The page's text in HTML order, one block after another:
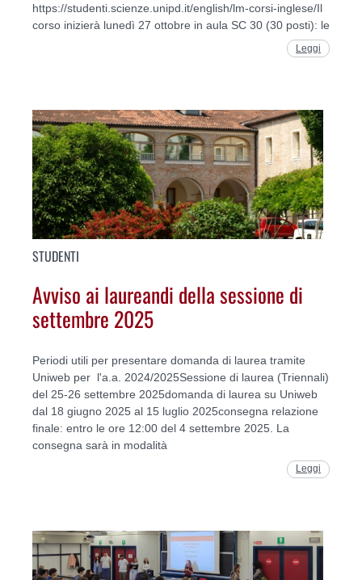
https://studenti.scienze.unipd.it/english/lm-corsi-inglese/Il
corso inizierà lunedì 27 ottobre in aula SC 30 (30 posti): le
Leggi
STUDENTI
Avviso ai laureandi della sessione di
settembre 2025
Periodi utili per presentare domanda di laurea tramite
Uniweb per l'a.a. 2024/2025Sessione di laurea (Triennali)
del 25-26 settembre 2025domanda di laurea su Uniweb
dal 18 giugno 2025 al 15 luglio 2025consegna relazione
finale: entro le ore 12:00 del 4 settembre 2025. La
consegna sarà in modalità
Leggi